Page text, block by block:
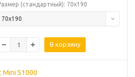
(стандартный): 70х190
70х190
В корзину
Mini S1000